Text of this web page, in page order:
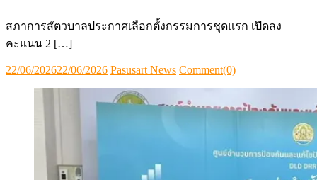
สภาการสัตวบาลประกาศเลือกตั้งกรรมการชุดแรก เปิดลง
คะแนน 2 […]
Posted
22/06/202622/06/2026 Author
Pasusart News Comment(0)